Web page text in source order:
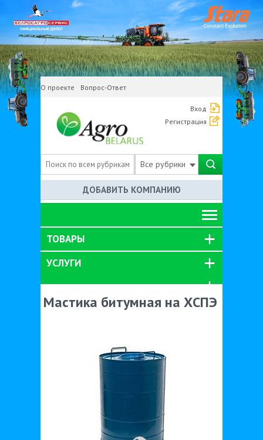
О проекте Вопрос-Ответ
Вход
Регистрация
Все рубрики
ДОБАВИТЬ КОМПАНИЮ
ТОВАРЫ
УСЛУГИ
Мастика битумная на ХСПЭ